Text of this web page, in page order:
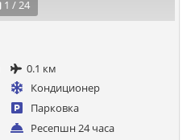
1 / 24
0.1 км
Кондиционер
Парковка
Ресепшн 24 часа